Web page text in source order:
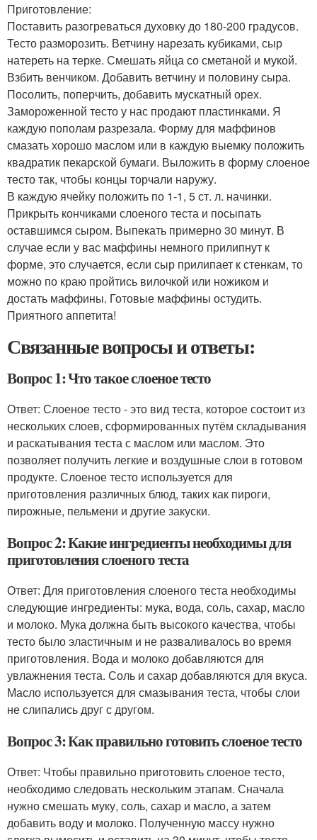
Приготовление:
Поставить разогреваться духовку до 180-200 градусов.
Тесто разморозить. Ветчину нарезать кубиками, сыр
натереть на терке. Смешать яйца со сметаной и мукой.
Взбить венчиком. Добавить ветчину и половину сыра.
Посолить, поперчить, добавить мускатный орех.
Замороженной тесто у нас продают пластинками. Я
каждую пополам разрезала. Форму для маффинов
смазать хорошо маслом или в каждую выемку положить
квадратик пекарской бумаги. Выложить в форму слоеное
тесто так, чтобы концы торчали наружу.
В каждую ячейку положить по 1-1, 5 ст. л. начинки.
Прикрыть кончиками слоеного теста и посыпать
оставшимся сыром. Выпекать примерно 30 минут. В
случае если у вас маффины немного прилипнут к
форме, это случается, если сыр прилипает к стенкам, то
можно по краю пройтись вилочкой или ножиком и
достать маффины. Готовые маффины остудить.
Приятного аппетита!
Связанные вопросы и ответы:
Вопрос 1: Что такое слоеное тесто
Ответ: Слоеное тесто - это вид теста, которое состоит из
нескольких слоев, сформированных путём складывания
и раскатывания теста с маслом или маслом. Это
позволяет получить легкие и воздушные слои в готовом
продукте. Слоеное тесто используется для
приготовления различных блюд, таких как пироги,
пирожные, пельмени и другие закуски.
Вопрос 2: Какие ингредиенты необходимы для
приготовления слоеного теста
Ответ: Для приготовления слоеного теста необходимы
следующие ингредиенты: мука, вода, соль, сахар, масло
и молоко. Мука должна быть высокого качества, чтобы
тесто было эластичным и не разваливалось во время
приготовления. Вода и молоко добавляются для
увлажнения теста. Соль и сахар добавляются для вкуса.
Масло используется для смазывания теста, чтобы слои
не слипались друг с другом.
Вопрос 3: Как правильно готовить слоеное тесто
Ответ: Чтобы правильно приготовить слоеное тесто,
необходимо следовать нескольким этапам. Сначала
нужно смешать муку, соль, сахар и масло, а затем
добавить воду и молоко. Полученную массу нужно